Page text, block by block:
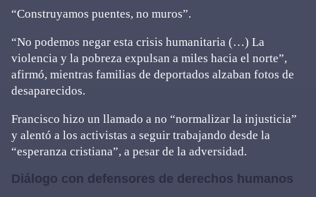
“Construyamos puentes, no muros”.
“No podemos negar esta crisis humanitaria (…) La
violencia y la pobreza expulsan a miles hacia el norte”,
afirmó, mientras familias de deportados alzaban fotos de
desaparecidos.
Francisco hizo un llamado a no “normalizar la injusticia”
y alentó a los activistas a seguir trabajando desde la
“esperanza cristiana”, a pesar de la adversidad.
Diálogo con defensores de derechos humanos